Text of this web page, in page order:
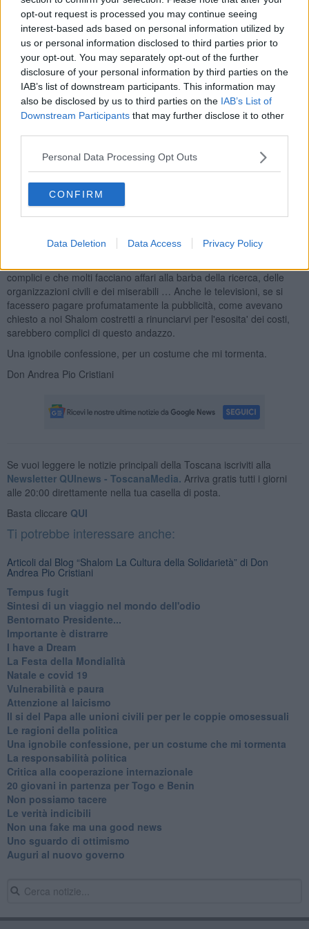
opt-out request is processed you may continue seeing
interest-based ads based on personal information utilized by
us or personal information disclosed to third parties prior to
your opt-out. You may separately opt-out of the further
disclosure of your personal information by third parties on the
IAB’s list of downstream participants. This information may
also be disclosed by us to third parties on the IAB’s List of
Downstream Participants that may further disclose it to other
Personal Data Processing Opt Outs
CONFIRM
Data Deletion Data Access Privacy Policy
stati e le industrie farmaceutiche, grande e potente lobby dopo
quelle delle armi, a finanziare questo tipo di ricerca? E poi dove
vanno a finire questi fiumi di danaro? Immaginate per la ricerca del
cancro… Siamo sempre alle chemioterapia, ma quanti al mondo
possono averne accesso? Mi confesso, per la mente si affollano
pensieri terribili, temo sempre la stessa perversa logica che il
profitto si imponga sul bene della persona.
Parlano di brevetti sui farmaci a prezzi stratosferici, ma è umano
Ricordo la denuncia subito oscurata del sindaco di Amatrice che
dichiarava di non aver visto nulla, dunque in quali tasche vanno a
Mi chiedo se sia lecito trattenere l'80, 90% per la pubblicità,
mostrati bilanci e opere realizzate?
complici e che molti facciano affari alla barba della ricerca, delle
organizzazioni civili e dei miserabili … Anche le televisioni, se si
facessero pagare profumatamente la pubblicità, come avevano
chiesto a noi Shalom costretti a rinunciarvi per l'esosita' dei costi,
sarebbero complici di questo andazzo.
Una ignobile confessione, per un costume che mi tormenta.
Don Andrea Pio Cristiani
Se vuoi leggere le notizie principali della Toscana iscriviti alla
Newsletter QUInews - ToscanaMedia. Arriva gratis tutti i giorni
alle 20:00 direttamente nella tua casella di posta.
Basta cliccare QUI
Ti potrebbe interessare anche:
Articoli dal Blog “Shalom La Cultura della Solidarietà” di Don
Andrea Pio Cristiani
​Tempus fugit
​Sintesi di un viaggio nel mondo dell'odio
Bentornato Presidente...
Importante è distrarre
​I have a Dream
La Festa della Mondialità
Natale e covid 19
Vulnerabilità e paura
Attenzione al laicismo
Il si del Papa alle unioni civili per per le coppie omosessuali
Le ragioni della politica
​Una ignobile confessione, per un costume che mi tormenta
La responsabilità politica
Critica alla cooperazione internazionale
20 giovani in partenza per Togo e Benin
​Non possiamo tacere
​Le verità indicibili
Non una fake ma una good news
Uno sguardo di ottimismo
Auguri al nuovo governo